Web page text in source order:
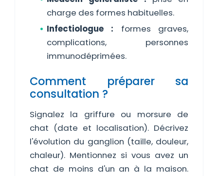
charge des formes habituelles.
Infectiologue : formes graves,
complications, personnes
immunodéprimées.
Comment préparer sa
consultation ?
Signalez la griffure ou morsure de
chat (date et localisation). Décrivez
l'évolution du ganglion (taille, douleur,
chaleur). Mentionnez si vous avez un
chat de moins d'un an à la maison.